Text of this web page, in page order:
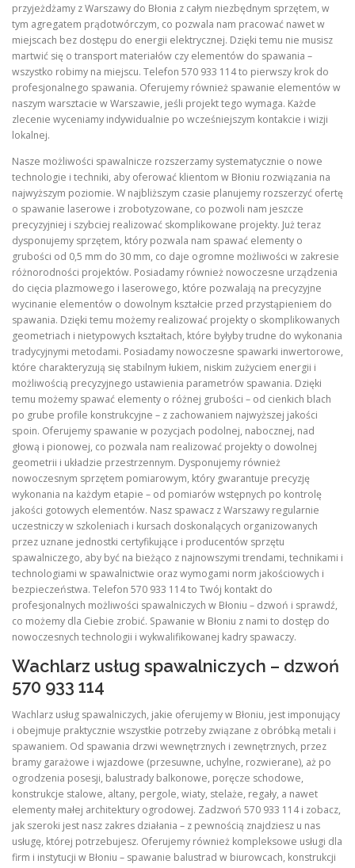
przyjeżdżamy z Warszawy do Błonia z całym niezbędnym sprzętem, w
tym agregatem prądotwórczym, co pozwala nam pracować nawet w
miejscach bez dostępu do energii elektrycznej. Dzięki temu nie musisz
martwić się o transport materiałów czy elementów do spawania –
wszystko robimy na miejscu. Telefon 570 933 114 to pierwszy krok do
profesjonalnego spawania. Oferujemy również spawanie elementów w
naszym warsztacie w Warszawie, jeśli projekt tego wymaga. Każde
zlecenie wyceniamy indywidualnie po wcześniejszym kontakcie i wizji
lokalnej.
Nasze możliwości spawalnicze rozszerzamy systematycznie o nowe
technologie i techniki, aby oferować klientom w Błoniu rozwiązania na
najwyższym poziomie. W najbliższym czasie planujemy rozszerzyć ofertę
o spawanie laserowe i zrobotyzowane, co pozwoli nam jeszcze
precyzyjniej i szybciej realizować skomplikowane projekty. Już teraz
dysponujemy sprzętem, który pozwala nam spawać elementy o
grubości od 0,5 mm do 30 mm, co daje ogromne możliwości w zakresie
różnorodności projektów. Posiadamy również nowoczesne urządzenia
do cięcia plazmowego i laserowego, które pozwalają na precyzyjne
wycinanie elementów o dowolnym kształcie przed przystąpieniem do
spawania. Dzięki temu możemy realizować projekty o skomplikowanych
geometriach i nietypowych kształtach, które byłyby trudne do wykonania
tradycyjnymi metodami. Posiadamy nowoczesne spawarki inwertorowe,
które charakteryzują się stabilnym łukiem, niskim zużyciem energii i
możliwością precyzyjnego ustawienia parametrów spawania. Dzięki
temu możemy spawać elementy o różnej grubości – od cienkich blach
po grube profile konstrukcyjne – z zachowaniem najwyższej jakości
spoin. Oferujemy spawanie w pozycjach podolnej, nabocznej, nad
głową i pionowej, co pozwala nam realizować projekty o dowolnej
geometrii i układzie przestrzennym. Dysponujemy również
nowoczesnym sprzętem pomiarowym, który gwarantuje precyzję
wykonania na każdym etapie – od pomiarów wstępnych po kontrolę
jakości gotowych elementów. Nasz spawacz z Warszawy regularnie
uczestniczy w szkoleniach i kursach doskonalących organizowanych
przez uznane jednostki certyfikujące i producentów sprzętu
spawalniczego, aby być na bieżąco z najnowszymi trendami, technikami i
technologiami w spawalnictwie oraz wymogami norm jakościowych i
bezpieczeństwa. Telefon 570 933 114 to Twój kontakt do
profesjonalnych możliwości spawalniczych w Błoniu – dzwoń i sprawdź,
co możemy dla Ciebie zrobić. Spawanie w Błoniu z nami to dostęp do
nowoczesnych technologii i wykwalifikowanej kadry spawaczy.
Wachlarz usług spawalniczych – dzwoń
570 933 114
Wachlarz usług spawalniczych, jakie oferujemy w Błoniu, jest imponujący
i obejmuje praktycznie wszystkie potrzeby związane z obróbką metali i
spawaniem. Od spawania drzwi wewnętrznych i zewnętrznych, przez
bramy garażowe i wjazdowe (przesuwne, uchylne, rozwierane), aż po
ogrodzenia posesji, balustrady balkonowe, poręcze schodowe,
konstrukcje stalowe, altany, pergole, wiaty, stelaże, regały, a nawet
elementy małej architektury ogrodowej. Zadzwoń 570 933 114 i zobacz,
jak szeroki jest nasz zakres działania – z pewnością znajdziesz u nas
usługę, której potrzebujesz. Oferujemy również kompleksowe usługi dla
firm i instytucji w Błoniu – spawanie balustrad w biurowcach, konstrukcji